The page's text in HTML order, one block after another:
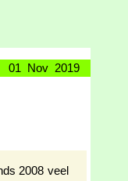
01 Nov 2019
2008 veel